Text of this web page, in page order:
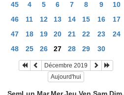
45
4 5 6 7 8 9
10
46
11 12 13 14 15 16
17
47
18 19 20 21 22 23
24
48
25 26 27 28 29 30
Décembre 2019
Aujourd'hui
SemLun.Mar.Mer.Jeu.Ven.Sam.Dim.